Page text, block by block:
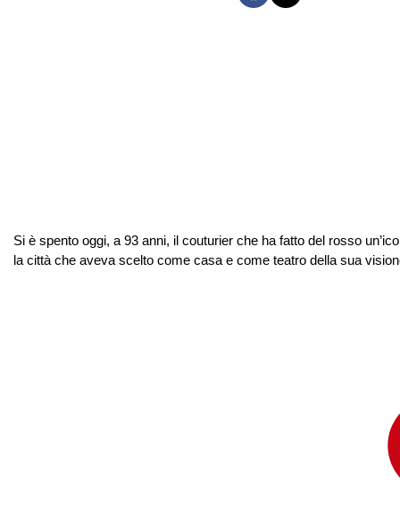
Si è spento oggi, a 93 anni, il couturier che ha fatto del rosso
la città che aveva scelto come casa e come teatro della sua